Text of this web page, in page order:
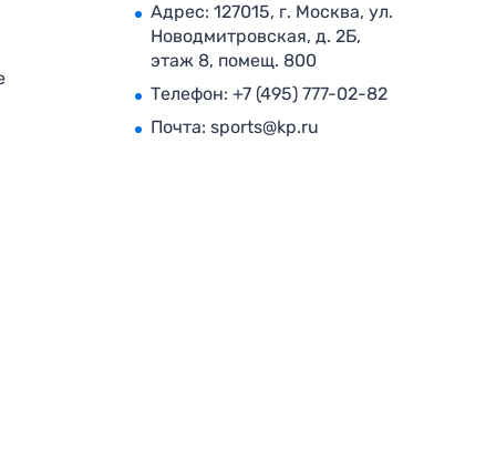
Адрес: 127015, г. Москва, ул.
Новодмитровская, д. 2Б,
этаж 8, помещ. 800
Телефон: +7 (495) 777-02-82
Почта: sports@kp.ru